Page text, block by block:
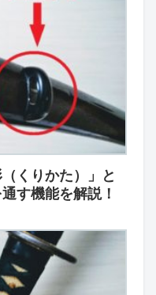
くりかた）」と
す機能を解説！